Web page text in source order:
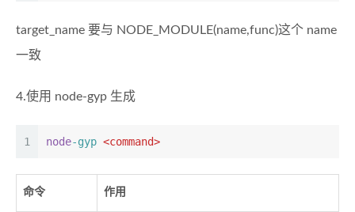
target_name 要与 NODE_MODULE(name,func)这个 name
一致
4.使用 node-gyp 生成
1 node-gyp <command>
命令 作用